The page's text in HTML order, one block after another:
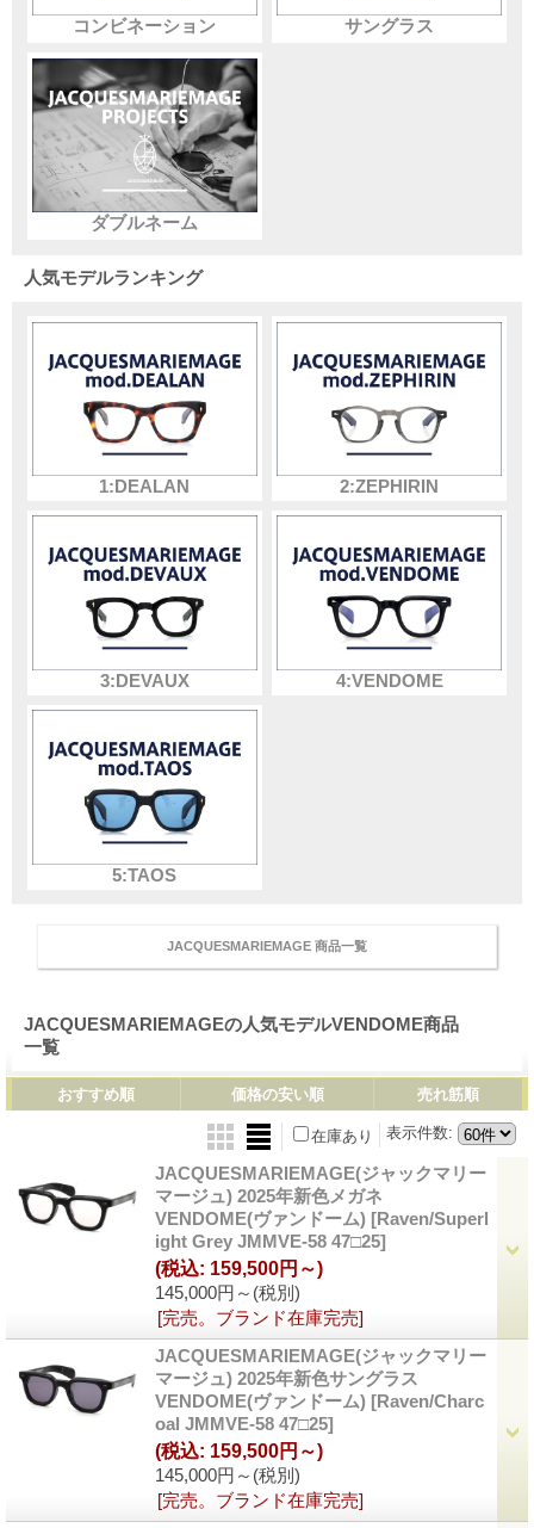
コンビネーション サングラス
ダブルネーム
人気モデルランキング
1:DEALAN 2:ZEPHIRIN
3:DEVAUX 4:VENDOME
5:TAOS
JACQUESMARIEMAGE 商品一覧
JACQUESMARIEMAGEの人気モデルVENDOME商品
一覧
おすすめ順 価格の安い順 売れ筋順
表示件数:
在庫あり
JACQUESMARIEMAGE(ジャックマリー
マージュ) 2025年新色メガネ
VENDOME(ヴァンドーム) [Raven/Superl
ight Grey JMMVE-58 47□25]
145,000円～ (税別)
(税込: 159,500円～)
[完売。ブランド在庫完売]
JACQUESMARIEMAGE(ジャックマリー
マージュ) 2025年新色サングラス
VENDOME(ヴァンドーム) [Raven/Charc
oal JMMVE-58 47□25]
145,000円～ (税別)
(税込: 159,500円～)
[完売。ブランド在庫完売]